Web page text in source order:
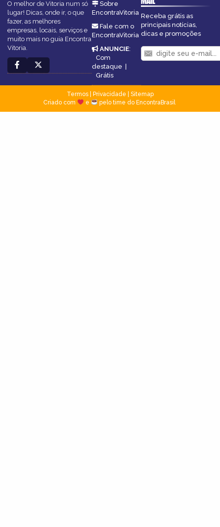
O melhor de Vitoria num só
lugar! Dicas, onde ir, o que
fazer, as melhores
empresas, locais, serviços e
muito mais no guia Encontra
Vitoria.
Sobre
EncontraVitoria
Fale com o
EncontraVitoria
ANUNCIE:
Com
destaque |
Grátis
Receba grátis as
principais notícias,
dicas e promoções
Termos| Privacidade
Sitemap
Criado com
e pelo time do EncontraBrasil